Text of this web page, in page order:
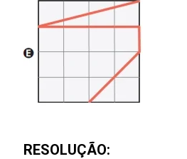
RESOLUÇÃO: